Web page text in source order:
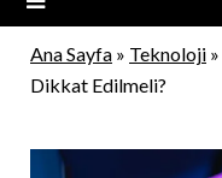
Ana Sayfa » Teknoloji »
Dikkat Edilmeli?